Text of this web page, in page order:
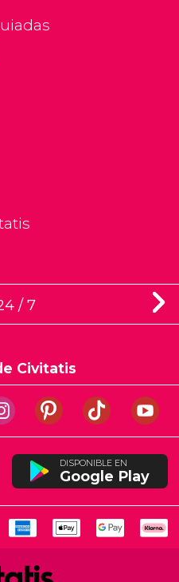
/ 7
Civitatis
DISPONIBLE EN
Google Play